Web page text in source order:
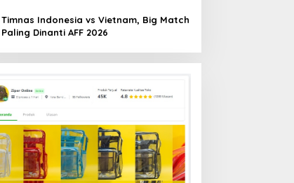
Timnas Indonesia vs Vietnam, Big Match
Paling Dinanti AFF 2026